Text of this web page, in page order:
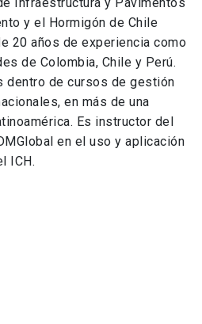
y el Hormigón de Chile
20 años de experiencia como
de Colombia, Chile y Perú.
dentro de cursos de gestión
en más de una
Es instructor del
en el uso y aplicación
ICH.